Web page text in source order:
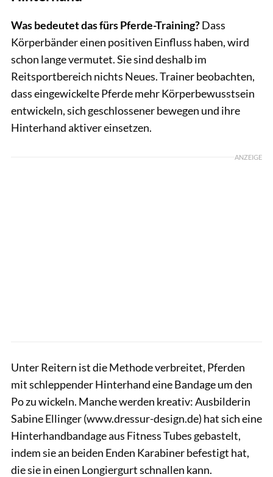
Was bedeutet das fürs Pferde-Training?Dass
Körperbänder einen positiven Einfluss haben, wird
schon lange vermutet. Sie sind deshalb im
Reitsportbereich nichts Neues. Trainer beobachten,
dass eingewickelte Pferde mehr Körperbewusstsein
entwickeln, sich geschlossener bewegen und ihre
Hinterhand aktiver einsetzen.
ANZEIGE
Unter Reitern ist die Methode verbreitet, Pferden
mit schleppender Hinterhand eine Bandage um den
Po zu wickeln. Manche werden kreativ: Ausbilderin
Sabine Ellinger (www.dressur-design.de) hat sich eine
Hinterhandbandage aus Fitness Tubes gebastelt,
indem sie an beiden Enden Karabiner befestigt hat,
die sie in einen Longiergurt schnallen kann.